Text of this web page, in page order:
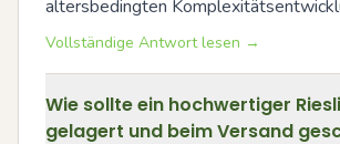
altersbedingten
Vollständige Antwort lesen →
Wie sollte ein hochwertiger
gelagert und beim Versand